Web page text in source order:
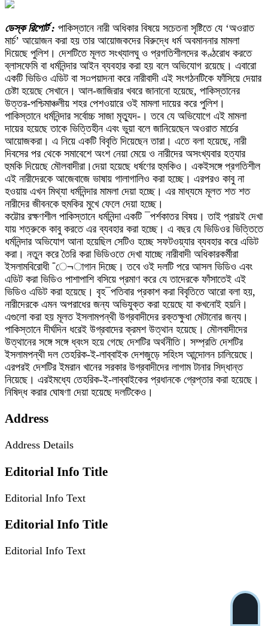
ডেস্ক রিপোর্ট : পাকিস্তানে নারী অধিকার বিষয়ে সচেতনা সৃষ্টিতে যে ‘অওরাত
মার্চ’ আয়োজন করা হয় তার আয়োজকদের বিরুদ্ধে ধর্ম অবমাননার মামলা
দিয়েছে পুলিশ। দেশটিতে মূলত সংখ্যালঘু ও প্রগতিশীলদের কণ্ঠরোধ করতে
ব্লাসফেমি বা ধর্মনিন্দার আইন ব্যবহার করা হয় বলে অভিযোগ রয়েছে। এবারো
একটি ভিডিও এডিট বা স¤পয়াদনা করে নারীবাদী এই সংগঠনটিকে ফাঁসিয়ে দেয়ার
চেষ্টা হয়েছে সেখানে। আল-জাজিরার খবরে জানানো হয়েছে, পাকিস্তানের
উত্তর-পশ্চিমাঞ্চলীয় শহর পেশওয়ারে ওই মামলা দায়ের করে পুলিশ।
পাকিস্তানে ধর্মনিন্দার সর্বোচ্চ সাজা মৃত্যুদ-। তবে যে অভিযোগে এই মামলা
দায়ের হয়েছে তাকে ভিত্তিহীন এবং ভুয়া বলে জানিয়েছেন অওরাত মার্চের
আয়োজকরা। এ নিয়ে একটি বিবৃতি দিয়েছেন তারা। এতে বলা হয়েছে, নারী
দিবসের পর থেকে সমাবেশে অংশ নেয়া মেয়ে ও নারীদের অসংখ্যবার হত্যার
হুমকি দিয়েছে মৌলবাদীরা।দেয়া হয়েছে ধর্ষণের হুমকিও। একইসঙ্গে প্রগতিশীল
এই নারীদেরকে আজেবাজে ভাষায় গালাগালিও করা হচ্ছে। এরপরও কাবু না
হওয়ায় এখন মিথ্যা ধর্মনিন্দার মামলা দেয়া হচ্ছে। এর মাধ্যমে মূলত শত শত
নারীদের জীবনকে হুমকির মুখে ফেলে দেয়া হচ্ছে।
কট্টোর রক্ষণশীল পাকিস্তানে ধর্মনিন্দা একটি ¯পর্শকাতর বিষয়। তাই প্রায়ই দেখা
যায় শত্রুকে কাবু করতে এর ব্যবহার করা হচ্ছে। এ বছর যে ভিডিওর ভিত্তিতে
ধর্মনিন্দার অভিযোগ আনা হয়েছিল সেটিও হচ্ছে সফটওয়্যার ব্যবহার করে এডিট
করা। নতুন করে তৈরি করা ভিডিওতে দেখা যাচ্ছে নারীবাদী অধিকারকর্মীরা
ইসলামবিরোধী ¯ে¬াগান দিচ্ছে। তবে ওই দলটি পরে আসল ভিডিও এবং
এডিট করা ভিডিও পাশাপাশি বসিয়ে প্রমাণ করে যে তাদেরকে ফাঁসাতেই এই
ভিডিও এডিট করা হয়েছে। বৃহ¯পতিবার প্রকাশ করা বিবৃতিতে আরো বলা হয়,
নারীদেরকে এমন অপরাধের জন্য অভিযুক্ত করা হয়েছে যা কখনোই হয়নি।
এগুলো করা হয় মূলত ইসলামপন্থী উগ্রবাদীদের রক্তক্ষুধা মেটানোর জন্য।
পাকিস্তানে দীর্ঘদিন ধরেই উগ্রবাদের ক্রমশ উত্থান হয়েছে। মৌলবাদীদের
উত্থানের সঙ্গে সঙ্গে ধ্বংস হয়ে গেছে দেশটির অর্থনীতি। সম্প্রতি দেশটির
ইসলামপন্থী দল তেহরিক-ই-লাব্বাইক দেশজুড়ে সহিংস আন্দোলন চালিয়েছে।
এরপরই দেশটির ইমরান খানের সরকার উগ্রবাদীদের লাগাম টানার সিদ্ধান্ত
নিয়েছে। এরইমধ্যে তেহরিক-ই-লাব্বাইকের প্রধানকে গ্রেপ্তার করা হয়েছে।
নিষিদ্ধ করার ঘোষণা দেয়া হয়েছে দলটিকেও।
Address
Address Details
Editorial Info Title
Editorial Info Text
Editorial Info Title
Editorial Info Text